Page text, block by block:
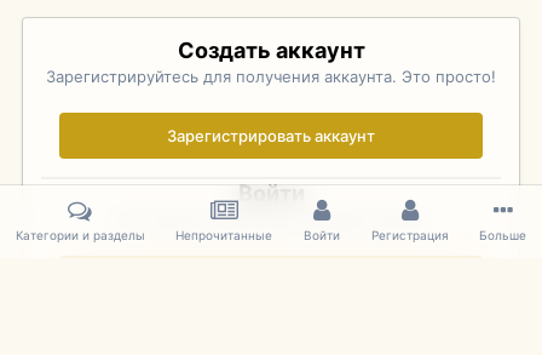
Создать аккаунт
Зарегистрируйтесь для получения аккаунта. Это просто!
Зарегистрировать аккаунт
Войти
Уже зарегистрированы? Войдите здесь.
Категории и разделы Непрочитанные Войти Регистрация Больше